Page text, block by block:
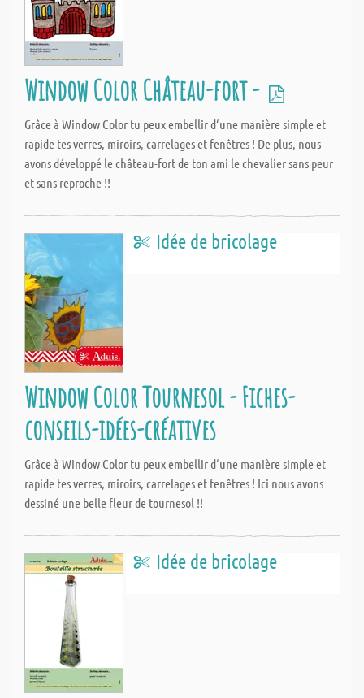
Window Color Château-fort -
Grâce à Window Color tu peux embellir d‘une manière simple et
rapide tes verres, miroirs, carrelages et fenêtres ! De plus, nous
avons développé le château-fort de ton ami le chevalier sans peur
et sans reproche !!
Idée de bricolage
Window Color Tournesol - Fiches-
conseils-idées-créatives
Grâce à Window Color tu peux embellir d‘une manière simple et
rapide tes verres, miroirs, carrelages et fenêtres ! Ici nous avons
dessiné une belle fleur de tournesol !!
Idée de bricolage